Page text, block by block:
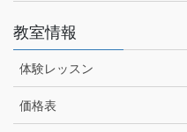
教室情報
体験レッスン
価格表